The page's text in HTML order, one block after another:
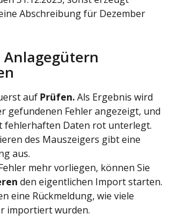
Abschreibung für Dezember
auf Prüfen. Als Ergebnis wird
gefundenen Fehler angezeigt, und
fehlerhaften Daten rot unterlegt.
des Mauszeigers gibt eine
aus.
mehr vorliegen, können Sie
den eigentlichen Import starten.
eine Rückmeldung, wie viele
importiert wurden.